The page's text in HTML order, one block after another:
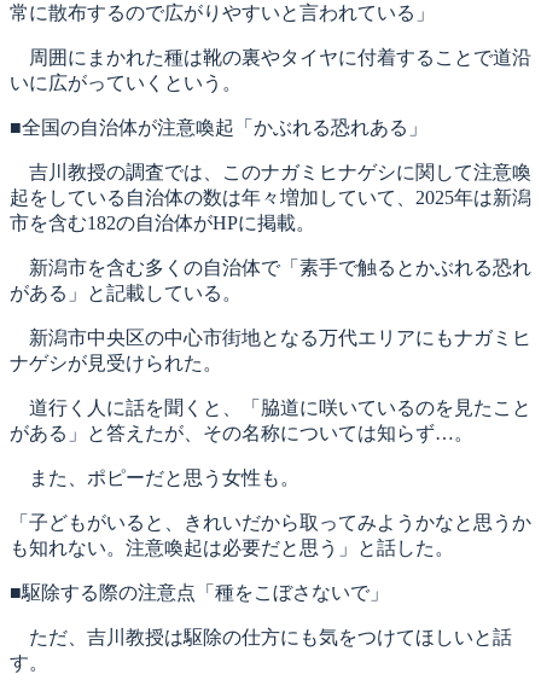
常に散布するので広がりやすいと言われている」
周囲にまかれた種は靴の裏やタイヤに付着することで道沿
いに広がっていくという。
■全国の自治体が注意喚起「かぶれる恐れある」
吉川教授の調査では、このナガミヒナゲシに関して注意喚
起をしている自治体の数は年々増加していて、2025年は新潟
市を含む182の自治体がHPに掲載。
新潟市を含む多くの自治体で「素手で触るとかぶれる恐れ
がある」と記載している。
新潟市中央区の中心市街地となる万代エリアにもナガミヒ
ナゲシが見受けられた。
道行く人に話を聞くと、「脇道に咲いているのを見たこと
がある」と答えたが、その名称については知らず…。
また、ポピーだと思う女性も。
「子どもがいると、きれいだから取ってみようかなと思うか
も知れない。注意喚起は必要だと思う」と話した。
■駆除する際の注意点「種をこぼさないで」
ただ、吉川教授は駆除の仕方にも気をつけてほしいと話
す。